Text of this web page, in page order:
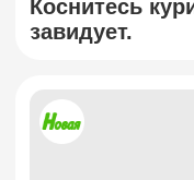
Коснитесь
завидует.